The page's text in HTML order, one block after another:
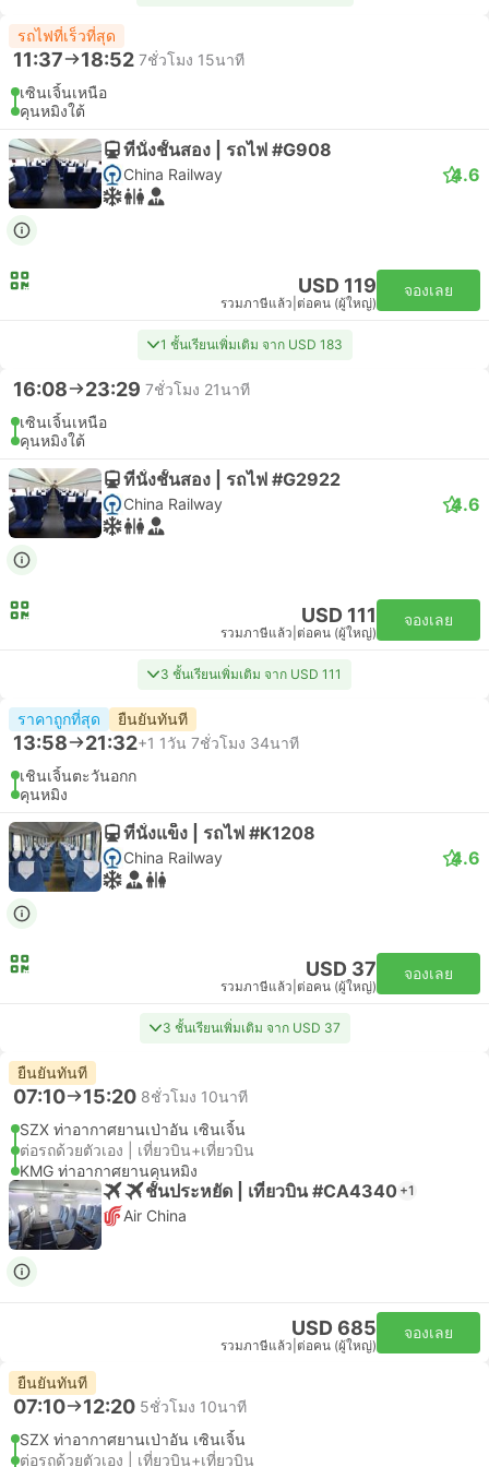
รถไฟที่เร็วที่สุด
11:37 18:52 7ชั่วโมง 15นาที
เซินเจิ้นเหนือ
คุนหมิงใต้
ที่นั่งชั้นสอง | รถไฟ #G908
China Railway 4.6
USD 119
รวมภาษีแล้ว ต่อคน (ผู้ใหญ่)
จองเลย
1 ชั้นเรียนเพิ่มเติม จาก USD 183
16:08 23:29 7ชั่วโมง 21นาที
เซินเจิ้นเหนือ
คุนหมิงใต้
ที่นั่งชั้นสอง | รถไฟ #G2922
China Railway 4.6
USD 111
รวมภาษีแล้ว ต่อคน (ผู้ใหญ่)
จองเลย
3 ชั้นเรียนเพิ่มเติม จาก USD 111
ราคาถูกที่สุด ยืนยันทันที
13:58 21:32+1 1วัน 7ชั่วโมง 34นาที
เชินเจิ้นตะวันอกก
คุนหมิง
ที่นั่งแข็ง | รถไฟ #K1208
China Railway 4.6
USD 37
รวมภาษีแล้ว ต่อคน (ผู้ใหญ่)
จองเลย
3 ชั้นเรียนเพิ่มเติม จาก USD 37
ยืนยันทันที
07:10 15:20 8ชั่วโมง 10นาที
SZX ท่าอากาศยานเป่าอัน เซินเจิ้น
ต่อรถด้วยตัวเอง | เที่ยวบิน+เที่ยวบิน
KMG ท่าอากาศยานคุนหมิง
ชั้นประหยัด | เที่ยวบิน #CA4340 +1
Air China
USD 685
รวมภาษีแล้ว ต่อคน (ผู้ใหญ่)
จองเลย
ยืนยันทันที
07:10 12:20 5ชั่วโมง 10นาที
SZX ท่าอากาศยานเป่าอัน เซินเจิ้น
ต่อรถด้วยตัวเอง | เที่ยวบิน+เที่ยวบิน